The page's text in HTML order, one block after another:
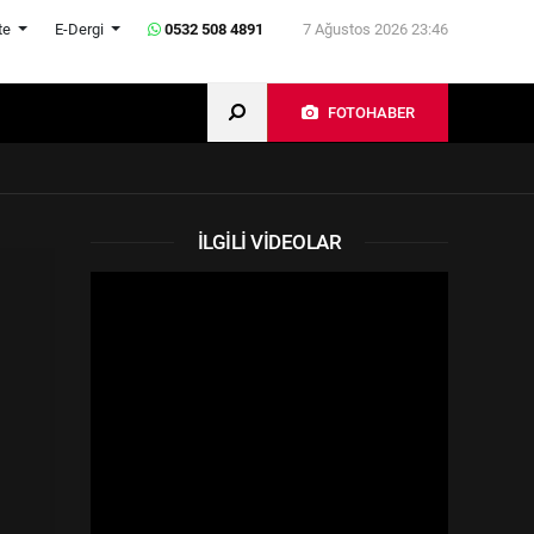
E-Dergi 0532 508 4891 7 Ağustos 2026 23:46
FOTOHABER
İLGILI VIDEOLAR